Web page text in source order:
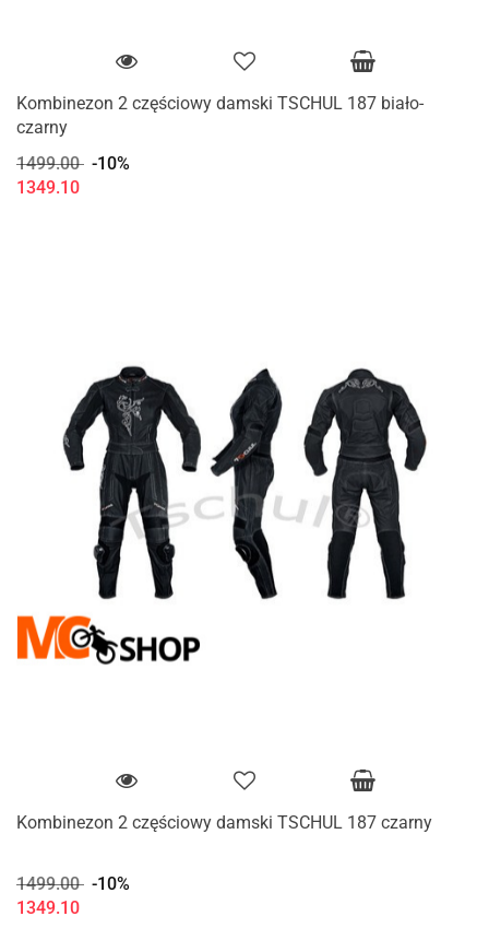
Kombinezon 2 częściowy damski TSCHUL 187 biało-
czarny
1499.00 -10%
1349.10
Kombinezon 2 częściowy damski TSCHUL 187 czarny
1499.00 -10%
1349.10